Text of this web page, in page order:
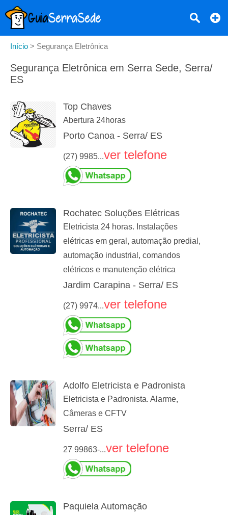
Início > Segurança Eletrônica
Segurança Eletrônica em Serra Sede, Serra/
ES
Top Chaves
Abertura 24horas
Porto Canoa - Serra/ ES
(27) 9985...ver telefone
Rochatec Soluções Elétricas
Eletricista 24 horas. Instalações
elétricas em geral, automação predial,
automação industrial, comandos
elétricos e manutenção elétrica
Jardim Carapina - Serra/ ES
(27) 9974...ver telefone
Adolfo Eletricista e Padronista
Eletricista e Padronista. Alarme,
Câmeras e CFTV
Serra/ ES
27 99863-...ver telefone
Paquiela Automação